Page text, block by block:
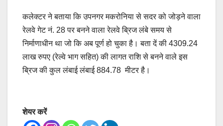
कलेक्टर ने बताया कि उपनगर मकरोनिया से सदर को जोड़ने वाला
रेलवे गेट नं. 28 पर बनने वाला रेलवे ब्रिज लंबे समय से
निर्माणाधीन था जो कि अब पूर्ण हो चुका है। बता दें की 4309.24
लाख रुपए (रेल्वे भाग सहित) की लागत राशि से बनने वाले इस
ब्रिज की कुल लंबाई लंबाई 884.78 मीटर है।
शेयर करें